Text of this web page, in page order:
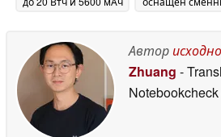
Автор
Zhuang -
Notebookcheck